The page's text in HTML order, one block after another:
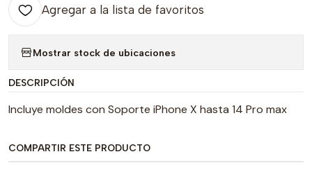
Agregar a la lista de favoritos
Mostrar stock de ubicaciones
DESCRIPCIÓN
Incluye moldes con Soporte iPhone X hasta 14 Pro max
COMPARTIR ESTE PRODUCTO